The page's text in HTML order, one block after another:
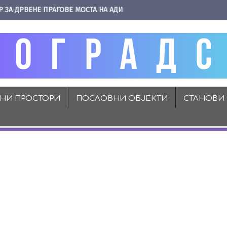
ЗА ДРВЕНЕ ПРАГОВЕ МОСТА НА АДИ
ПРОСТОРИ ПОСЛОВНИ ОБЈЕКТИ СТАНОВИ